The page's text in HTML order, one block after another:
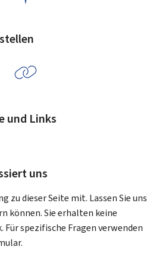
und Links
uns
zu dieser Seite mit. Lassen Sie uns
können. Sie erhalten keine
spezifische Fragen verwenden